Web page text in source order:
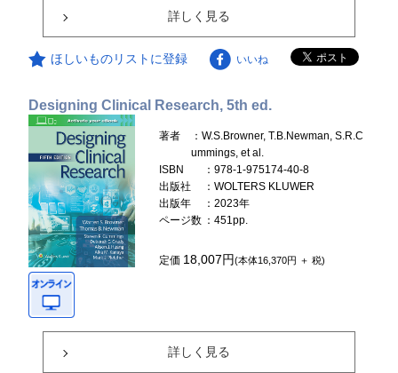
詳しく見る
ほしいものリストに登録 いいね
Designing Clinical Research, 5th ed.
著者
：W.S.Browner, T.B.Newman, S.R.C
ummings, et al.
ISBN
：978-1-975174-40-8
出版社
：WOLTERS KLUWER
出版年
：2023年
ページ数 ：451pp.
定価 18,007円(本体16,370円 ＋ 税)
詳しく見る